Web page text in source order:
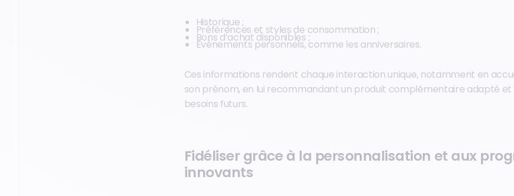
Historique ;
Préférences et styles de consommation ;
Bons d’achat disponibles ;
Événements personnels, comme les anniversaires.
Ces informations rendent chaque interaction unique, notamment en
son prénom, en lui recommandant un produit complémentaire adapté
besoins futurs.
Fidéliser grâce à la personnalisation et aux
innovants